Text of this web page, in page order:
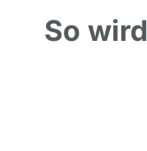
So